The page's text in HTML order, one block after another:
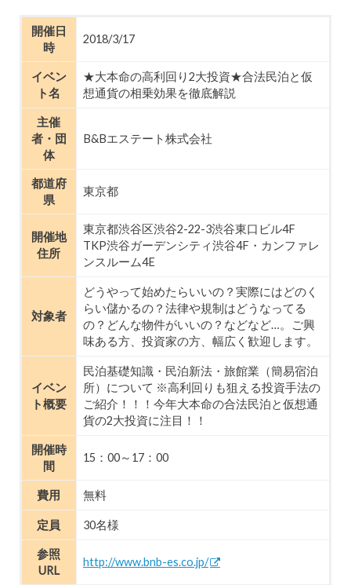
開催日
時
2018/3/17
イベン
ト名
★大本命の高利回り2大投資★合法民泊と仮
想通貨の相乗効果を徹底解説
主催
者・団
体
B&Bエステート株式会社
都道府
県
東京都
開催地
住所
東京都渋谷区渋谷2-22-3渋谷東口ビル4F
TKP渋谷ガーデンシティ渋谷4F・カンファレ
ンスルーム4E
対象者
どうやって始めたらいいの？実際にはどのく
らい儲かるの？法律や規制はどうなってる
の？どんな物件がいいの？などなど…。ご興
味ある方、投資家の方、幅広く歓迎します。
イベン
ト概要
民泊基礎知識・民泊新法・旅館業（簡易宿泊
所）について ※高利回りも狙える投資手法の
ご紹介！！！今年大本命の合法民泊と仮想通
貨の2大投資に注目！！
開催時
間
15：00～17：00
費用 無料
定員 30名様
参照
URL
http://www.bnb-es.co.jp/